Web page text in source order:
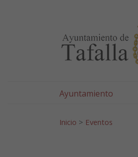
Ayuntamiento
Inicio > Eventos